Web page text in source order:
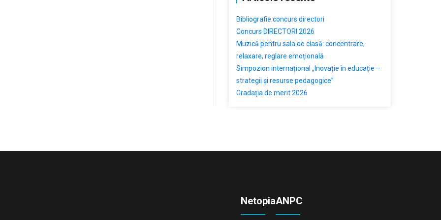
Bibliografie concurs directori
Concurs DIRECTORI 2026
Muzică pentru sala de clasă: concentrare,
relaxare, reglare emoțională
Simpozion internațional „Inovație în educație –
strategii și resurse pedagogice”
Gradația de merit 2026
NetopiaANPC